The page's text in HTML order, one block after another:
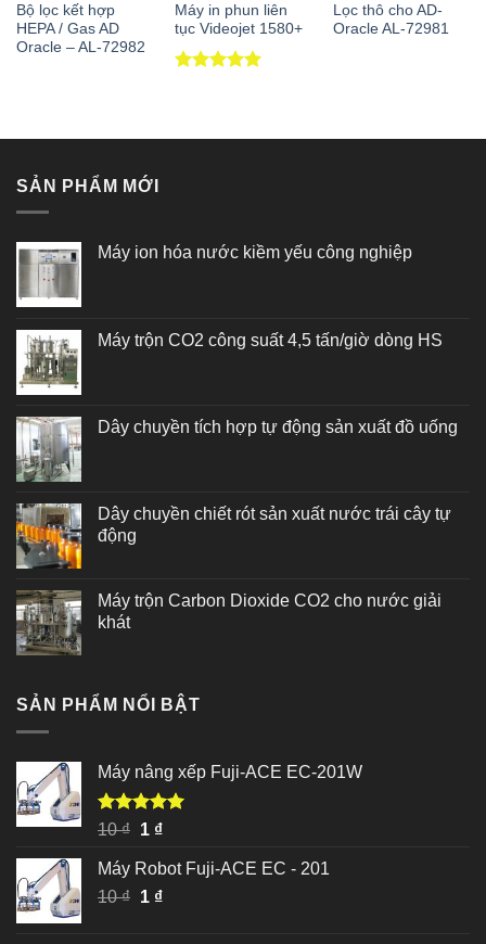
Bộ lọc kết hợp
HEPA / Gas AD
Oracle – AL-72982
Máy in phun liên
tục Videojet 1580+
Lọc thô cho AD-
Oracle AL-72981
SẢN PHẨM MỚI
Máy ion hóa nước kiềm yếu công nghiệp
Máy trộn CO2 công suất 4,5 tấn/giờ dòng HS
Dây chuyền tích hợp tự động sản xuất đồ uống
Dây chuyền chiết rót sản xuất nước trái cây tự
động
Máy trộn Carbon Dioxide CO2 cho nước giải
khát
SẢN PHẨM NỔI BẬT
Máy nâng xếp Fuji-ACE EC-201W
Được xếp
5 sao
10₫ Giá
là:
10 ₫.
1 ₫Giá
tại
là:
Máy Robot Fuji-ACE EC - 201
10₫ Giá
1 ₫Giá